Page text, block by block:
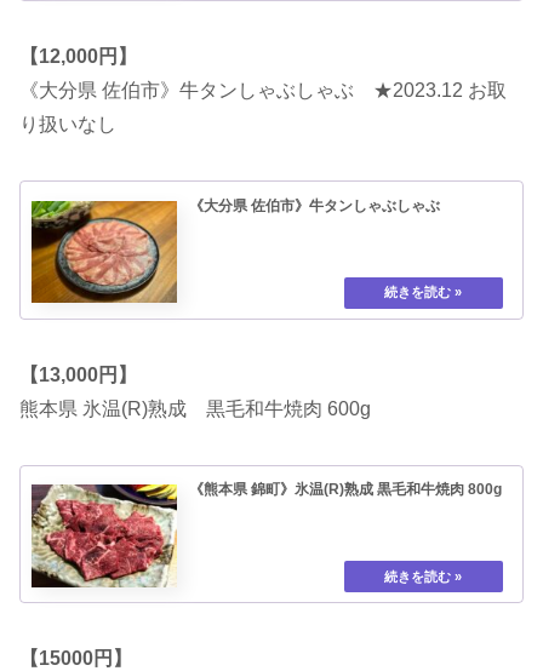
【12,000円】
《大分県 佐伯市》牛タンしゃぶしゃぶ ★2023.12 お取
り扱いなし
《大分県 佐伯市》牛タンしゃぶしゃぶ
【13,000円】
熊本県 氷温(R)熟成 黒毛和牛焼肉 600g
《熊本県 錦町》氷温(R)熟成 黒毛和牛焼肉 800g
【15000円】